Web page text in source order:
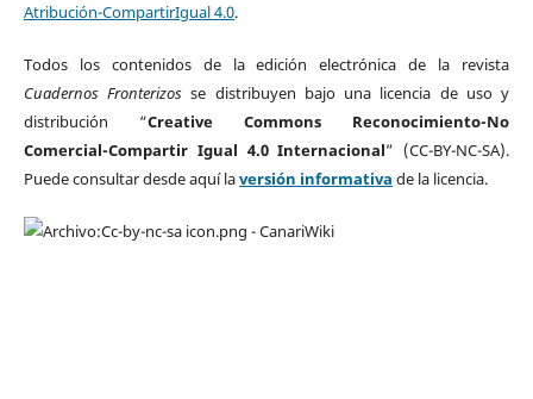
Atribución-CompartirIgual 4.0.
Todos los contenidos de la edición electrónica de la revista
Cuadernos Fronterizos se distribuyen bajo una licencia de uso y
distribución “Creative Commons Reconocimiento-No
Comercial-Compartir Igual 4.0 Internacional” (CC-BY-NC-SA).
Puede consultar desde aquí laversión informativa de la licencia.